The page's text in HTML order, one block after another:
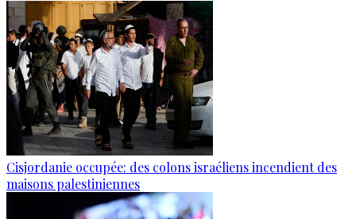
Cisjordanie occupée: des colons israéliens incendient des
maisons palestiniennes